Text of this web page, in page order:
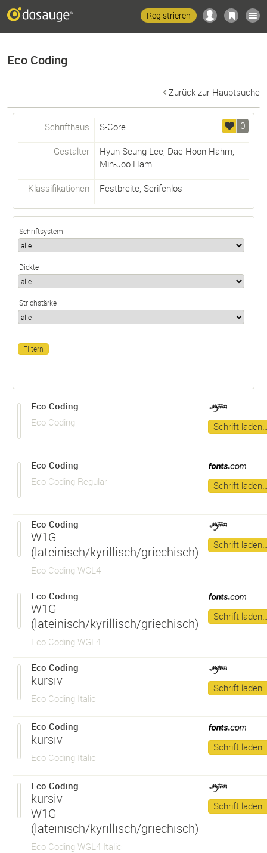
Registrieren
Eco Coding
Zurück zur Hauptsuche
0
Schrifthaus S-Core
Gestalter Hyun-Seung Lee, Dae-Hoon Hahm,
Min-Joo Ham
Klassifikationen Festbreite, Serifenlos
Schriftsystem
Dickte
Strichstärke
Eco Coding
Eco Coding
Schrift
Eco Coding
Eco Coding Regular
Schrift
Eco Coding
W1G
(lateinisch/kyrillisch/griechisch)
Eco Coding WGL4
Schrift
Eco Coding
W1G
(lateinisch/kyrillisch/griechisch)
Eco Coding WGL4
Schrift
Eco Coding
kursiv
Eco Coding Italic
Schrift
Eco Coding
kursiv
Eco Coding Italic
Schrift
Eco Coding
kursiv
W1G
(lateinisch/kyrillisch/griechisch)
Eco Coding WGL4 Italic
Schrift